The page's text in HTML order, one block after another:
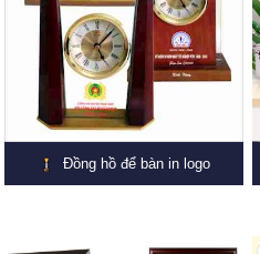
Đồng hồ để bàn in logo